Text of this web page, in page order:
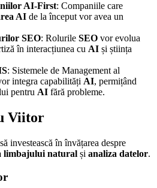
AI-First: Companiile care
AI de la început vor avea un
SEO: Rolurile SEO vor evolua
în interacțiunea cu AI și știința
: Sistemele de Management al
integra capabilități AI, permițând
pentru AI fără probleme.
Viitor
investească în învățarea despre
limbajului natural și analiza datelor.